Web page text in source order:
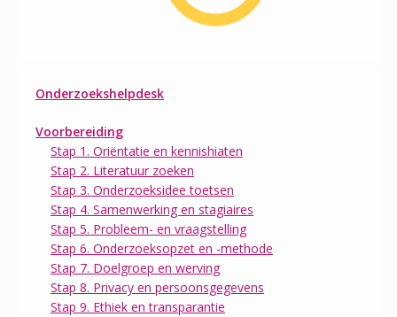
Onderzoekshelpdesk
Voorbereiding
Stap 1. Oriëntatie en kennishiaten
Stap 2. Literatuur zoeken
Stap 3. Onderzoeksidee toetsen
Stap 4. Samenwerking en stagiaires
Stap 5. Probleem- en vraagstelling
Stap 6. Onderzoeksopzet en -methode
Stap 7. Doelgroep en werving
Stap 8. Privacy en persoonsgegevens
Stap 9. Ethiek en transparantie